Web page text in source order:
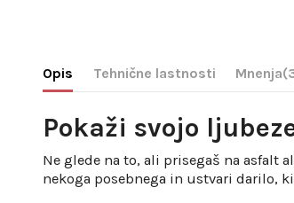
Opis Tehnične lastnosti Mnenja
Pokaži svojo
Ne glede na to, ali prisegaš na asfalt
nekoga posebnega in ustvari darilo,